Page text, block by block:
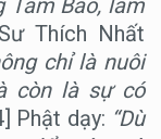
Tam Bảo, làm
Thích Nhất
chỉ là nuôi
còn là sự có
Phật dạy: “Dù